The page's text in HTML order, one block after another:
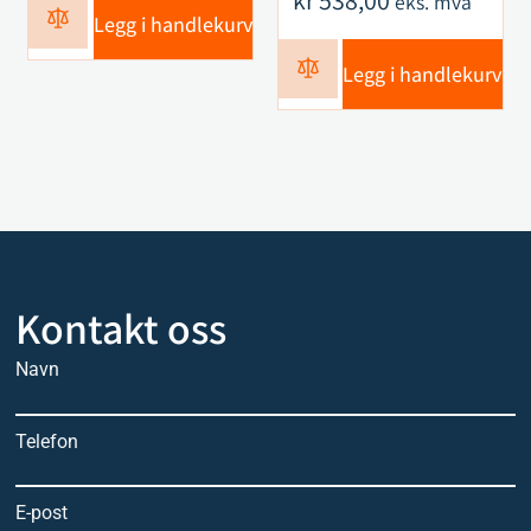
Legg i handlekurv
Legg i handlekurv
Kontakt oss
Navn
Telefon
E-post